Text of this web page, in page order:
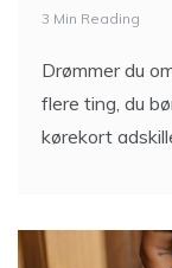
3 Min Reading
Drømmer du
flere ting, du
kørekort